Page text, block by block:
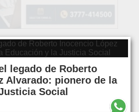
legado de Roberto
Alvarado: pionero de la
Social